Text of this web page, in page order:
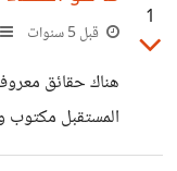
1
قبل 5 سنوات
هناك حقائق
المستقبل مكتوب
بطن امهاتنا . و